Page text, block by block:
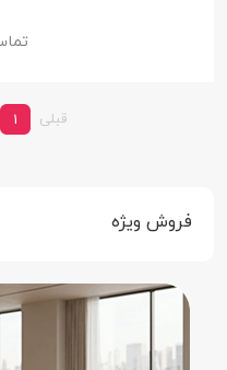
قبلی 1
فروش ویژه